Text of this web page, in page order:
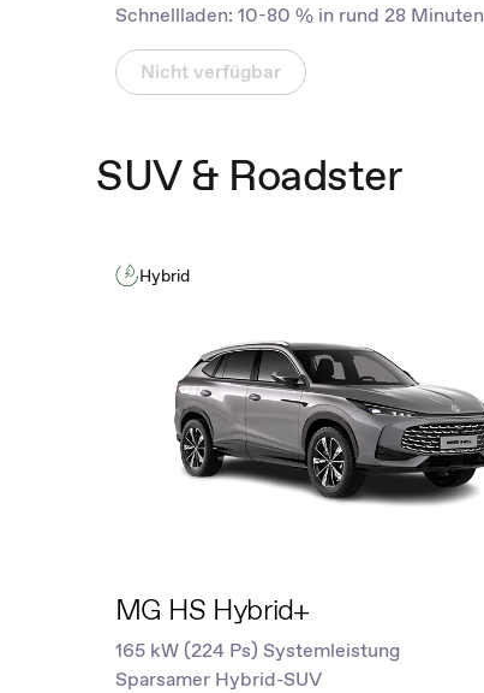
Schnellladen: 10-80 % in rund 28 Minuten
Nicht verfügbar
SUV & Roadster
Hybrid
MG HS Hybrid+
165 kW (224 Ps) Systemleistung
Sparsamer Hybrid-SUV